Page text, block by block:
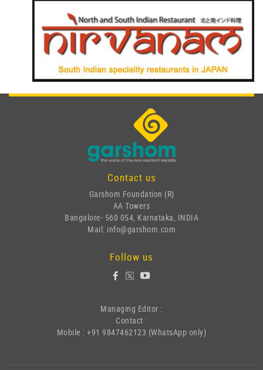
Contact us
Garshom Foundation (R)
AA Towers
Bangalore- 560 054, Karnataka, INDIA
Mail: info@garshom.com
Follow us
Managing Editor :
Contact :
Mobile : +91 9847462123 (WhatsApp only)